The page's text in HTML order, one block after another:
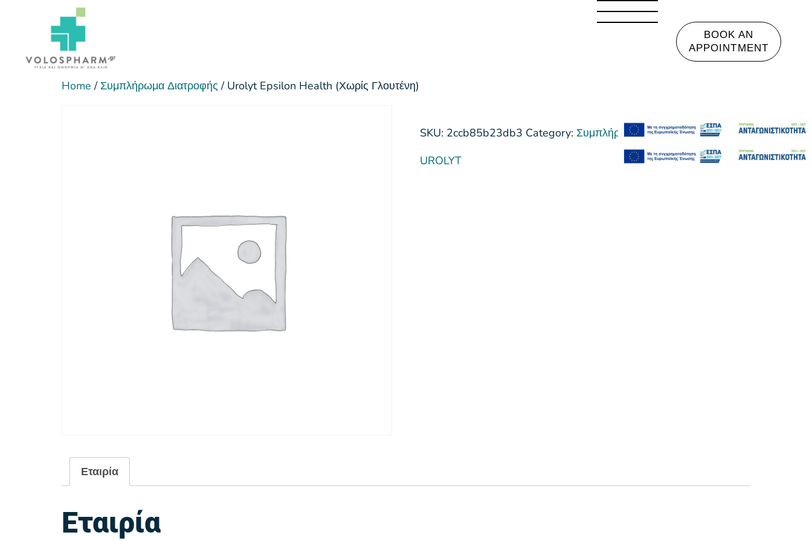
BOOK AN
APPOINTMENT
Home / Συμπλήρωμα Διατροφής / Urolyt Epsilon Health (Χωρίς Γλουτένη)
SKU: 2ccb85b23db3 Category: Συμπλήρωμα Διατροφής
UROLYT
Εταιρία
Εταιρία